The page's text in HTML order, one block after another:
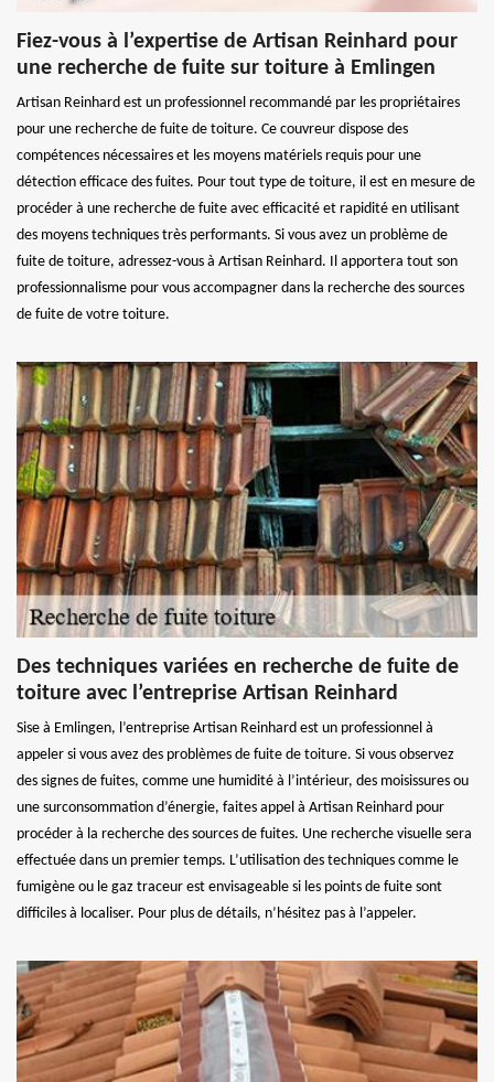
Fiez-vous à l’expertise de Artisan Reinhard pour
une recherche de fuite sur toiture à Emlingen
Artisan Reinhard est un professionnel recommandé par les propriétaires
pour une recherche de fuite de toiture. Ce couvreur dispose des
compétences nécessaires et les moyens matériels requis pour une
détection efficace des fuites. Pour tout type de toiture, il est en mesure de
procéder à une recherche de fuite avec efficacité et rapidité en utilisant
des moyens techniques très performants. Si vous avez un problème de
fuite de toiture, adressez-vous à Artisan Reinhard. Il apportera tout son
professionnalisme pour vous accompagner dans la recherche des sources
de fuite de votre toiture.
Des techniques variées en recherche de fuite de
toiture avec l’entreprise Artisan Reinhard
Sise à Emlingen, l’entreprise Artisan Reinhard est un professionnel à
appeler si vous avez des problèmes de fuite de toiture. Si vous observez
des signes de fuites, comme une humidité à l’intérieur, des moisissures ou
une surconsommation d’énergie, faites appel à Artisan Reinhard pour
procéder à la recherche des sources de fuites. Une recherche visuelle sera
effectuée dans un premier temps. L’utilisation des techniques comme le
fumigène ou le gaz traceur est envisageable si les points de fuite sont
difficiles à localiser. Pour plus de détails, n’hésitez pas à l’appeler.